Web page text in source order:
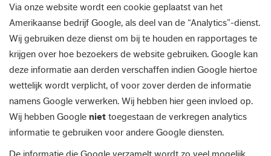
Via onze website wordt een cookie geplaatst van het
Amerikaanse bedrijf Google, als deel van de “Analytics”-dienst.
Wij gebruiken deze dienst om bij te houden en rapportages te
krijgen over hoe bezoekers de website gebruiken. Google kan
deze informatie aan derden verschaffen indien Google hiertoe
wettelijk wordt verplicht, of voor zover derden de informatie
namens Google verwerken. Wij hebben hier geen invloed op.
Wij hebben Google niet toegestaan de verkregen analytics
informatie te gebruiken voor andere Google diensten.